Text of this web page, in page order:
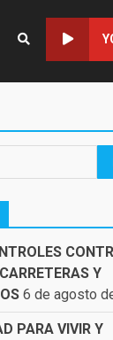
Y
6 de agosto
PARA VIVIR Y